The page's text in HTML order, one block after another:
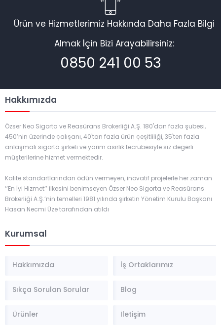
Ürün ve Hizmetlerimiz Hakkında Daha Fazla Bilgi
Almak İçin Bizi Arayabilirsiniz:
0850 241 00 53
Hakkımızda
Özser Neo Sigorta ve Reasürans Brokerliği A.Ş. 180'dan fazla şubesi,
450’nin üzerinde çalışanı, 40'tan fazla ürün çeşitliliği, 35'ten fazla
anlaşmalı sigorta şirketi ve yarım asırlık tecrübesiyle siz değerli
müşterilerine hizmet vermektedir.
Kalite standartlarından ödün vermeyen, inovatif projelerle her zaman
‘’En İyi Hizmet’’ ilkesini benimseyen Özser Neo Sigorta ve Reasürans
Brokerliği A.Ş.’nin temelleri 1981 yılında şirketin Yönetim Kurulu Başkanı
Hasan Necmi Üze tarafından atıldı
Kurumsal
Hakkımızda İş Ortaklarımız
Sıkça Sorulan Sorular Blog
Ürünler İletişim